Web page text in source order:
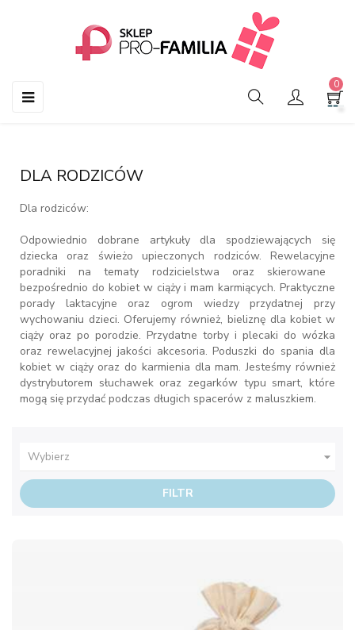
Przełącz
☰
0
DLA RODZICÓW
Dla rodziców:
Odpowiednio dobrane artykuły dla spodziewających się
dziecka oraz świeżo upieczonych rodziców. Rewelacyjne
poradniki na tematy rodzicielstwa oraz skierowane
bezpośrednio do kobiet w ciąży i mam karmiących. Praktyczne
porady laktacyjne oraz ogrom wiedzy przydatnej przy
wychowaniu dzieci. Oferujemy również, bieliznę dla kobiet w
ciąży oraz po porodzie. Przydatne torby i plecaki do wózka
oraz rewelacyjnej jakości akcesoria.Poduszki do spania dla
kobiet w ciążyoraz do karmienia dla mam. Jesteśmy również
dystrybutorem słuchawekoraz zegarków typu smart, które
mogą się przydać podczas długich spacerów z maluszkiem.
Wybierz 
FILTR